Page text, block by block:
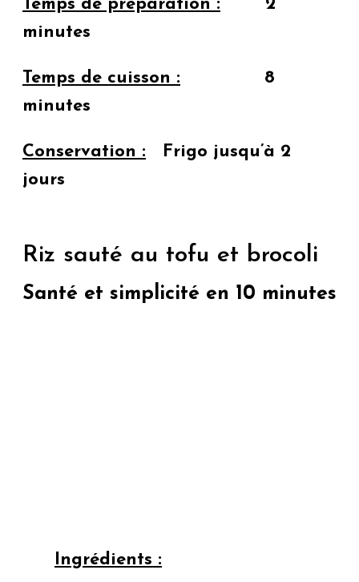
Temps de préparation : 2
minutes
Temps de cuisson : 8
minutes
Conservation : Frigo jusqu’à 2
jours
Riz sauté au tofu et brocoli
Santé et simplicité en 10 minutes
Ingrédients :